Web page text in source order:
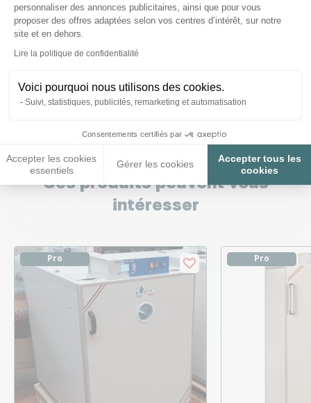
personnaliser des annonces publicitaires, ainsi que pour vous
proposer des offres adaptées selon vos centres d’intérêt, sur notre
site et en dehors.
Lire la politique de confidentialité
Voici pourquoi nous utilisons des cookies.
Suivi, statistiques, publicités, remarketing et automatisation
Consentements certifiés par
Accepter les cookies
essentiels
Gérer les cookies
Accepter tous les
cookies
Axeptio consent
Nous répondons à toutes vos
Posez-nous vos questions
Ces produits peuvent vous
intéresser
Pro Pro